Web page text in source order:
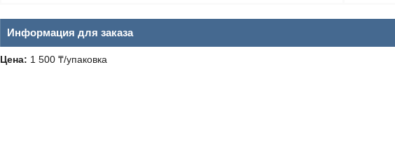
Информация для заказа
Цена: 1 500 ₸/упаковка